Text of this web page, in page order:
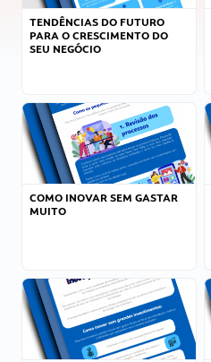
TENDÊNCIAS DO FUTURO
PARA O CRESCIMENTO DO
SEU NEGÓCIO
COMO INOVAR SEM GASTAR
MUITO